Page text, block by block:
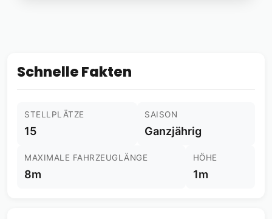
Schnelle Fakten
STELLPLÄTZE
15
SAISON
Ganzjährig
MAXIMALE FAHRZEUGLÄNGE
8m
HÖHE
1m